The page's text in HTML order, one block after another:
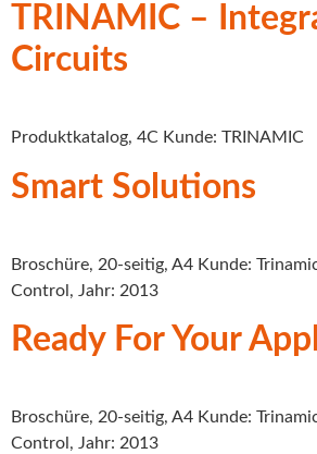
TRINAMIC –
Circuits
Produktkatalog, 4C Kunde: TRINAMIC
Smart Solutions
Broschüre, 20-seitig, A4 Kunde:
Control, Jahr: 2013
Ready For Your
Broschüre, 20-seitig, A4 Kunde:
Control, Jahr: 2013